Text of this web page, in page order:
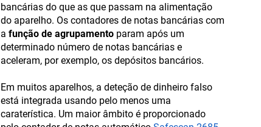
bancárias do que as que passam na alimentação
do aparelho. Os contadores de notas bancárias com
a função de agrupamento param após um
determinado número de notas bancárias e
aceleram, por exemplo, os depósitos bancários.
Em muitos aparelhos, a deteção de dinheiro falso
está integrada usando pelo menos uma
caraterística. Um maior âmbito é proporcionado